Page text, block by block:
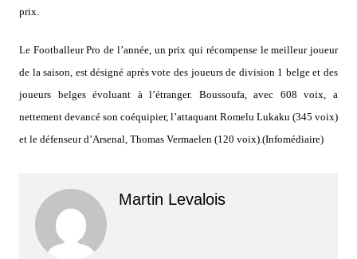
prix.
Le Footballeur Pro de l’année, un prix qui récompense le meilleur joueur
de la saison, est désigné après vote des joueurs de division 1 belge et des
joueurs belges évoluant à l’étranger. Boussoufa, avec 608 voix, a
nettement devancé son coéquipier, l’attaquant Romelu Lukaku (345 voix)
et le défenseur d’Arsenal, Thomas Vermaelen (120 voix).(Infomédiaire)
Martin Levalois